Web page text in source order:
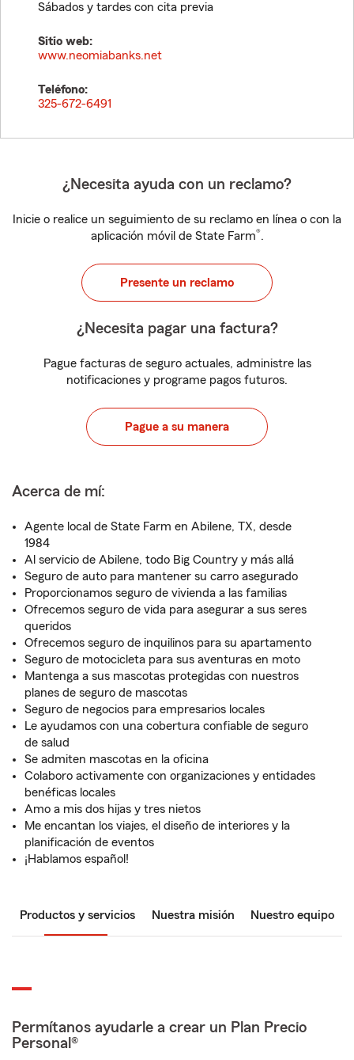
Sábados y tardes con cita previa
Sitio web:
www.neomiabanks.net
Teléfono:
325-672-6491
¿Necesita ayuda con un reclamo?
Inicie o realice un seguimiento de su reclamo en línea o con la
aplicación móvil de State Farm®.
Presente un reclamo
¿Necesita pagar una factura?
Pague facturas de seguro actuales, administre las
notificaciones y programe pagos futuros.
Pague a su manera
Acerca de mí:
Agente local de State Farm en Abilene, TX, desde
1984
Al servicio de Abilene, todo Big Country y más allá
Seguro de auto para mantener su carro asegurado
Proporcionamos seguro de vivienda a las familias
Ofrecemos seguro de vida para asegurar a sus seres
queridos
Ofrecemos seguro de inquilinos para su apartamento
Seguro de motocicleta para sus aventuras en moto
Mantenga a sus mascotas protegidas con nuestros
planes de seguro de mascotas
Seguro de negocios para empresarios locales
Le ayudamos con una cobertura confiable de seguro
de salud
Se admiten mascotas en la oficina
Colaboro activamente con organizaciones y entidades
benéficas locales
Amo a mis dos hijas y tres nietos
Me encantan los viajes, el diseño de interiores y la
planificación de eventos
¡Hablamos español!
Productos y servicios Nuestra misión Nuestro equipo
Permítanos ayudarle a crear un Plan Precio
Personal®